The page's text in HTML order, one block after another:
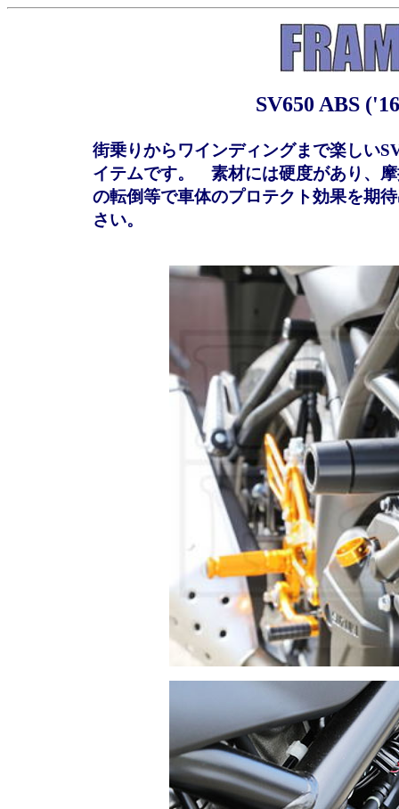
SV650 ABS
街乗りからワインディングまで楽しい
イテムです。 素材には硬度があり、
の転倒等で車体のプロテクト効果を期
さい。